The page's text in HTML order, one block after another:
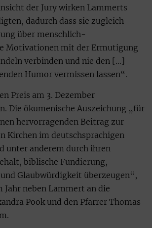
der Jury wirken Lammerts
dadurch dass sie zugleich
über menschlich-
Motivationen mit der Ermutigung
verbinden und nie den […]
Humor vermissen lassen“.
Preis am 3. Dezember
Die ökumenische Auszeichung „für
hervorragenden Beitrag zur
Kirchen im deutschsprachigen
unter anderem durch ihren
biblische Fundierung,
Glaubwürdigkeit überzeugen“,
Jahr neben Lammert an die
Pook und den Pfarrer Thomas